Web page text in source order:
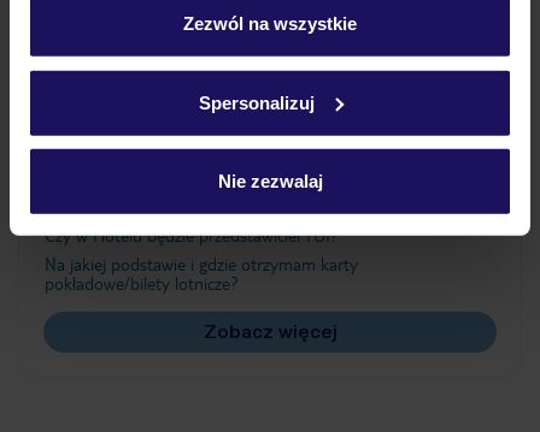
Szczegółowe informacje o plikach cookie znajdziesz
Zezwól na wszystkie
Spersonalizuj
Nie zezwalaj
Ważne informacje
Czy w Hotelu będzie przedstawiciel TUI?
Na jakiej podstawie i gdzie otrzymam karty
pokładowe/bilety lotnicze?
Zobacz więcej